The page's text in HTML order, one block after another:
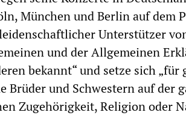
München und Berlin auf dem
Unterstützer
und der Allgemeinen
bekannt“ und setze sich „für
Brüder und Schwestern auf der
Zugehörigkeit, Religion oder